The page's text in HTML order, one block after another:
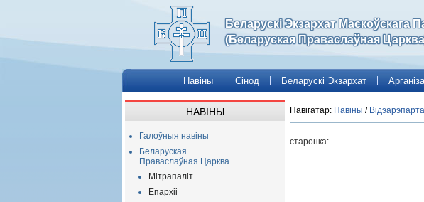
Беларускі Экзархат Маскоўскага
(Беларуская Праваслаўная
Навіны Сінод Беларускі Экзархат
НАВІНЫ
Галоўныя навіны
Беларуская
Праваслаўная Царква
Мітрапаліт
Епархіі
Навігатар: Навіны /
старонка: